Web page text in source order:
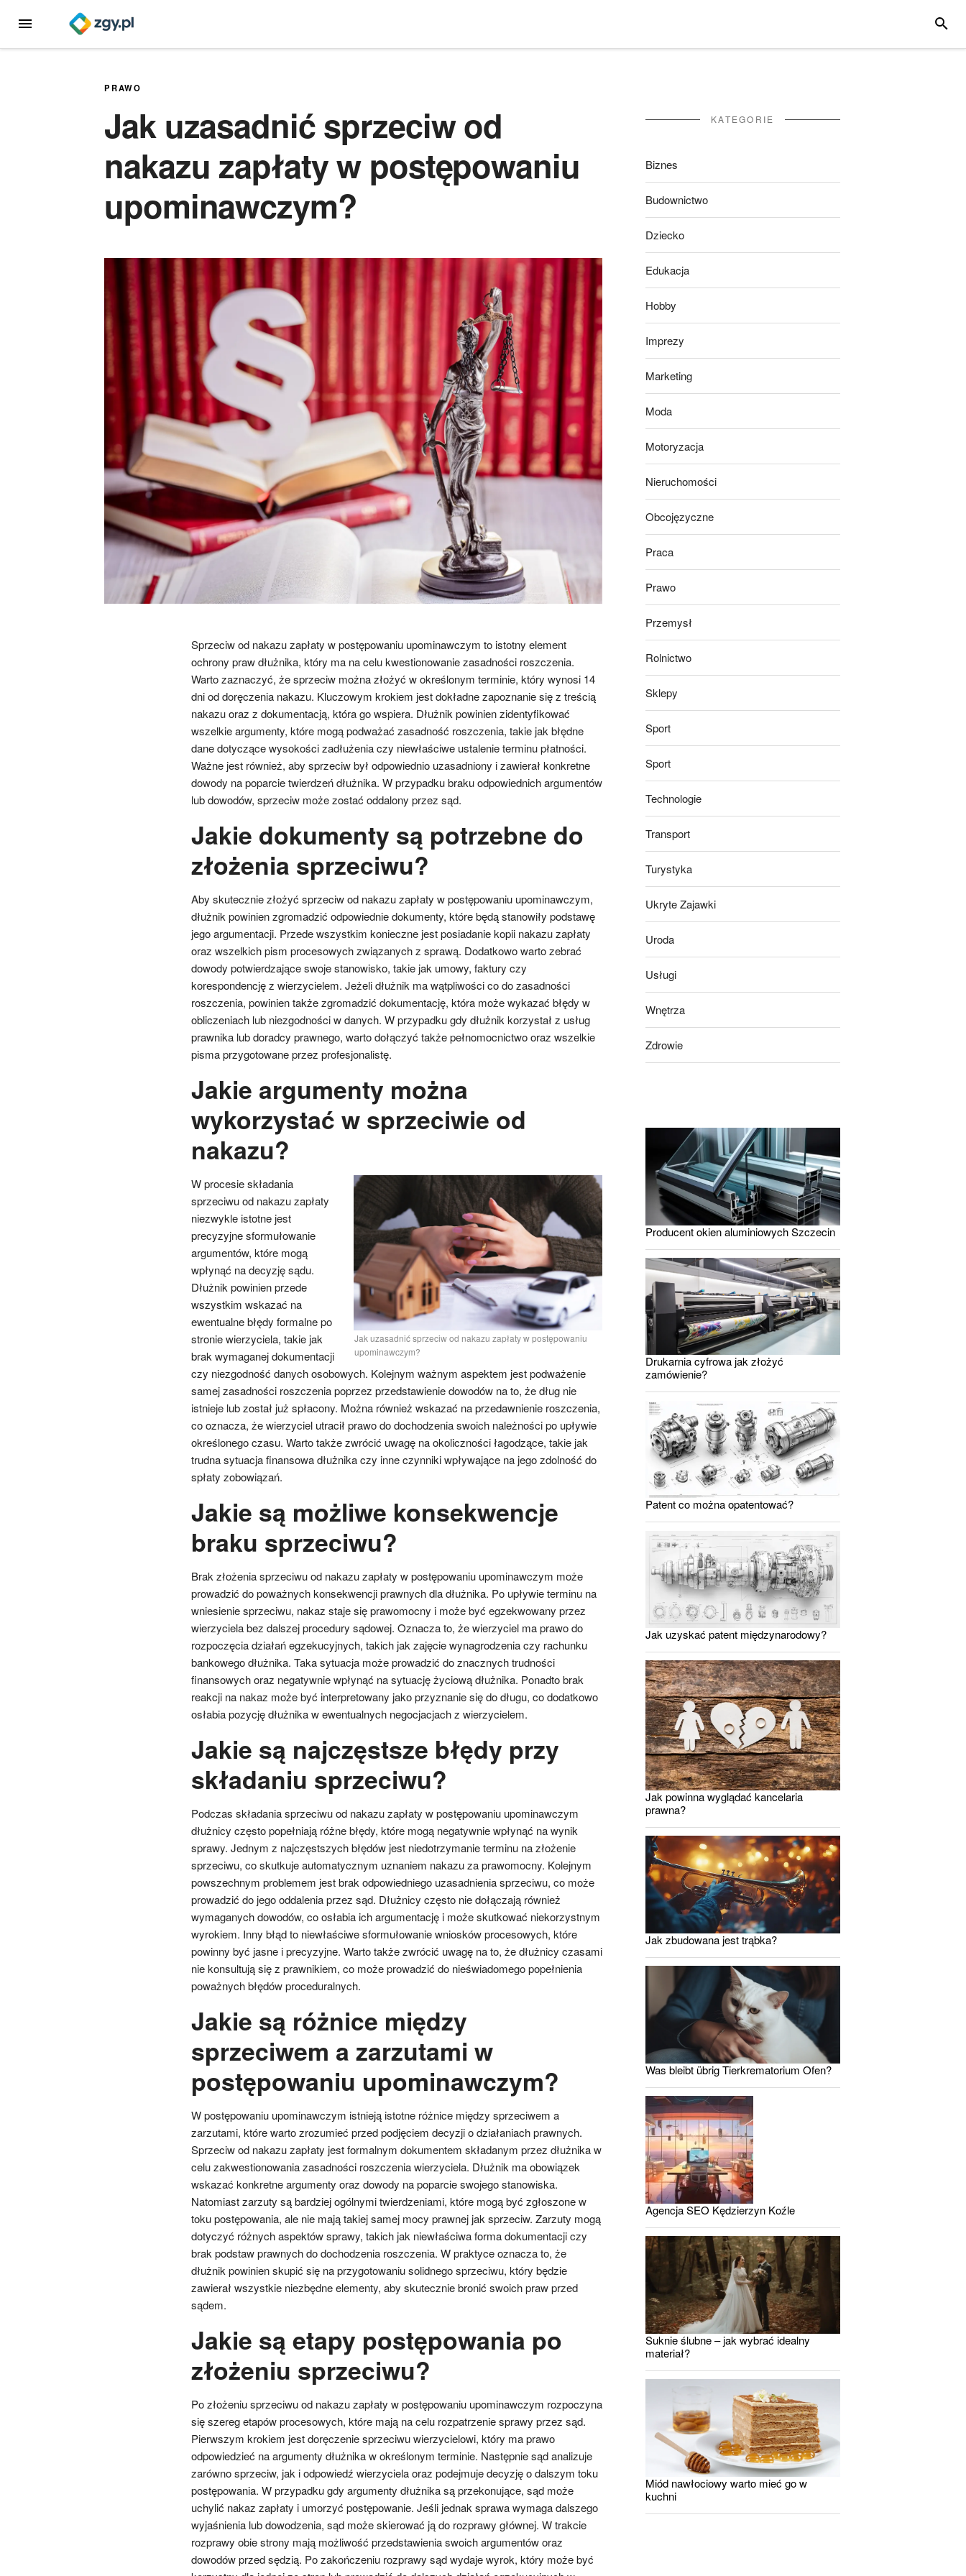
MENU
PRAWO
Jak uzasadnić sprzeciw od
nakazu zapłaty w postępowaniu
upominawczym?
Sprzeciw od nakazu zapłaty w postępowaniu upominawczym to istotny element
ochrony praw dłużnika, który ma na celu kwestionowanie zasadności roszczenia.
Warto zaznaczyć, że sprzeciw można złożyć w określonym terminie, który wynosi 14
dni od doręczenia nakazu. Kluczowym krokiem jest dokładne zapoznanie się z treścią
nakazu oraz z dokumentacją, która go wspiera. Dłużnik powinien zidentyfikować
wszelkie argumenty, które mogą podważać zasadność roszczenia, takie jak błędne
dane dotyczące wysokości zadłużenia czy niewłaściwe ustalenie terminu płatności.
Ważne jest również, aby sprzeciw był odpowiednio uzasadniony i zawierał konkretne
dowody na poparcie twierdzeń dłużnika. W przypadku braku odpowiednich argumentów
lub dowodów, sprzeciw może zostać oddalony przez sąd.
Jakie dokumenty są potrzebne do
złożenia sprzeciwu?
Aby skutecznie złożyć sprzeciw od nakazu zapłaty w postępowaniu upominawczym,
dłużnik powinien zgromadzić odpowiednie dokumenty, które będą stanowiły podstawę
jego argumentacji. Przede wszystkim konieczne jest posiadanie kopii nakazu zapłaty
oraz wszelkich pism procesowych związanych z sprawą. Dodatkowo warto zebrać
dowody potwierdzające swoje stanowisko, takie jak umowy, faktury czy
korespondencję z wierzycielem. Jeżeli dłużnik ma wątpliwości co do zasadności
roszczenia, powinien także zgromadzić dokumentację, która może wykazać błędy w
obliczeniach lub niezgodności w danych. W przypadku gdy dłużnik korzystał z usług
prawnika lub doradcy prawnego, warto dołączyć także pełnomocnictwo oraz wszelkie
pisma przygotowane przez profesjonalistę.
Jakie argumenty można
wykorzystać w sprzeciwie od
nakazu?
Jak uzasadnić sprzeciw od nakazu zapłaty w postępowaniu
upominawczym?
W procesie składania
sprzeciwu od nakazu zapłaty
niezwykle istotne jest
precyzyjne sformułowanie
argumentów, które mogą
wpłynąć na decyzję sądu.
Dłużnik powinien przede
wszystkim wskazać na
ewentualne błędy formalne po
stronie wierzyciela, takie jak
brak wymaganej dokumentacji
czy niezgodność danych osobowych. Kolejnym ważnym aspektem jest podważenie
samej zasadności roszczenia poprzez przedstawienie dowodów na to, że dług nie
istnieje lub został już spłacony. Można również wskazać na przedawnienie roszczenia,
co oznacza, że wierzyciel utracił prawo do dochodzenia swoich należności po upływie
określonego czasu. Warto także zwrócić uwagę na okoliczności łagodzące, takie jak
trudna sytuacja finansowa dłużnika czy inne czynniki wpływające na jego zdolność do
spłaty zobowiązań.
Jakie są możliwe konsekwencje
braku sprzeciwu?
Brak złożenia sprzeciwu od nakazu zapłaty w postępowaniu upominawczym może
prowadzić do poważnych konsekwencji prawnych dla dłużnika. Po upływie terminu na
wniesienie sprzeciwu, nakaz staje się prawomocny i może być egzekwowany przez
wierzyciela bez dalszej procedury sądowej. Oznacza to, że wierzyciel ma prawo do
rozpoczęcia działań egzekucyjnych, takich jak zajęcie wynagrodzenia czy rachunku
bankowego dłużnika. Taka sytuacja może prowadzić do znacznych trudności
finansowych oraz negatywnie wpłynąć na sytuację życiową dłużnika. Ponadto brak
reakcji na nakaz może być interpretowany jako przyznanie się do długu, co dodatkowo
osłabia pozycję dłużnika w ewentualnych negocjacjach z wierzycielem.
Jakie są najczęstsze błędy przy
składaniu sprzeciwu?
Podczas składania sprzeciwu od nakazu zapłaty w postępowaniu upominawczym
dłużnicy często popełniają różne błędy, które mogą negatywnie wpłynąć na wynik
sprawy. Jednym z najczęstszych błędów jest niedotrzymanie terminu na złożenie
sprzeciwu, co skutkuje automatycznym uznaniem nakazu za prawomocny. Kolejnym
powszechnym problemem jest brak odpowiedniego uzasadnienia sprzeciwu, co może
prowadzić do jego oddalenia przez sąd. Dłużnicy często nie dołączają również
wymaganych dowodów, co osłabia ich argumentację i może skutkować niekorzystnym
wyrokiem. Inny błąd to niewłaściwe sformułowanie wniosków procesowych, które
powinny być jasne i precyzyjne. Warto także zwrócić uwagę na to, że dłużnicy czasami
nie konsultują się z prawnikiem, co może prowadzić do nieświadomego popełnienia
poważnych błędów proceduralnych.
Jakie są różnice między
sprzeciwem a zarzutami w
postępowaniu upominawczym?
W postępowaniu upominawczym istnieją istotne różnice między sprzeciwem a
zarzutami, które warto zrozumieć przed podjęciem decyzji o działaniach prawnych.
Sprzeciw od nakazu zapłaty jest formalnym dokumentem składanym przez dłużnika w
celu zakwestionowania zasadności roszczenia wierzyciela. Dłużnik ma obowiązek
wskazać konkretne argumenty oraz dowody na poparcie swojego stanowiska.
Natomiast zarzuty są bardziej ogólnymi twierdzeniami, które mogą być zgłoszone w
toku postępowania, ale nie mają takiej samej mocy prawnej jak sprzeciw. Zarzuty mogą
dotyczyć różnych aspektów sprawy, takich jak niewłaściwa forma dokumentacji czy
brak podstaw prawnych do dochodzenia roszczenia. W praktyce oznacza to, że
dłużnik powinien skupić się na przygotowaniu solidnego sprzeciwu, który będzie
zawierał wszystkie niezbędne elementy, aby skutecznie bronić swoich praw przed
sądem.
Jakie są etapy postępowania po
złożeniu sprzeciwu?
Po złożeniu sprzeciwu od nakazu zapłaty w postępowaniu upominawczym rozpoczyna
się szereg etapów procesowych, które mają na celu rozpatrzenie sprawy przez sąd.
Pierwszym krokiem jest doręczenie sprzeciwu wierzycielowi, który ma prawo
odpowiedzieć na argumenty dłużnika w określonym terminie. Następnie sąd analizuje
zarówno sprzeciw, jak i odpowiedź wierzyciela oraz podejmuje decyzję o dalszym toku
postępowania. W przypadku gdy argumenty dłużnika są przekonujące, sąd może
uchylić nakaz zapłaty i umorzyć postępowanie. Jeśli jednak sprawa wymaga dalszego
wyjaśnienia lub dowodzenia, sąd może skierować ją do rozprawy głównej. W trakcie
rozprawy obie strony mają możliwość przedstawienia swoich argumentów oraz
dowodów przed sędzią. Po zakończeniu rozprawy sąd wydaje wyrok, który może być
KATEGORIE
Biznes
Budownictwo
Dziecko
Edukacja
Hobby
Imprezy
Marketing
Moda
Motoryzacja
Nieruchomości
Obcojęzyczne
Praca
Prawo
Przemysł
Rolnictwo
Sklepy
Sport
Sport
Technologie
Transport
Turystyka
Ukryte Zajawki
Uroda
Usługi
Wnętrza
Zdrowie
Producent okien aluminiowych Szczecin
Drukarnia cyfrowa jak złożyć
zamówienie?
Patent co można opatentować?
Jak uzyskać patent międzynarodowy?
Jak powinna wyglądać kancelaria
prawna?
Jak zbudowana jest trąbka?
Was bleibt übrig Tierkrematorium Ofen?
Agencja SEO Kędzierzyn Koźle
Suknie ślubne – jak wybrać idealny
materiał?
Miód nawłociowy warto mieć go w
kuchni